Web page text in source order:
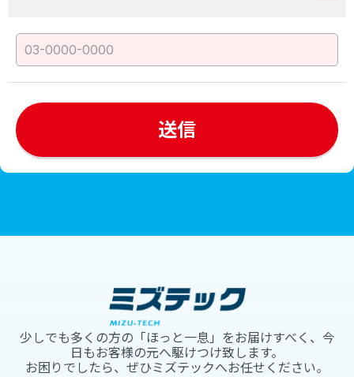
少しでも多くの方の「ほっと一息」をお届けすべく、今
日もお客様の元へ駆けつけ致します。
お困りでしたら、ぜひミズテックへお任せください。